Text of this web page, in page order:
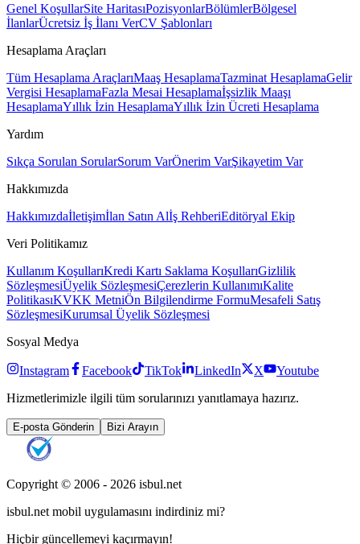
Genel KoşullarSite HaritasıPozisyonlarBölümlerBölgesel
İlanlarÜcretsiz İş İlanı VerCV Şablonları
Hesaplama Araçları
Tüm Hesaplama AraçlarıMaaş HesaplamaTazminat HesaplamaGelir
Vergisi HesaplamaFazla Mesai Hesaplamaİşsizlik Maaşı
HesaplamaYıllık İzin HesaplamaYıllık İzin Ücreti Hesaplama
Yardım
Sıkça Sorulan SorularSorum VarÖnerim VarŞikayetim Var
Hakkımızda
Hakkımızdaİletişimİlan Satın Alİş RehberiEditöryal Ekip
Veri Politikamız
Kullanım KoşullarıKredi Kartı Saklama KoşullarıGizlilik
SözleşmesiÜyelik SözleşmesiÇerezlerin KullanımıKalite
PolitikasıKVKK MetniÖn Bilgilendirme FormuMesafeli Satış
SözleşmesiKurumsal Üyelik Sözleşmesi
Sosyal Medya
Instagram Facebook TikTok LinkedIn X
Youtube
Hizmetlerimizle ilgili tüm sorularınızı yanıtlamaya hazırız.
E-posta Gönderin Bizi Arayın
Copyright © 2006 - 2026 isbul.net
isbul.net mobil uygulamasını indirdiniz mi?
Hiçbir güncellemeyi kaçırmayın!